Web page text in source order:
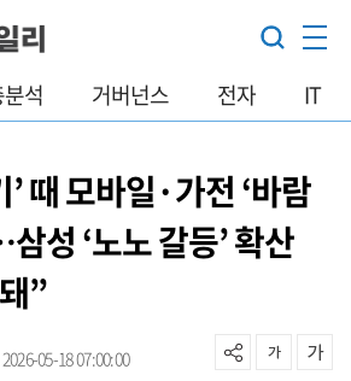
석 거버넌스 전자 IT
때 모바일·가전 ‘바람
성 ‘노노 갈등’ 확산
”
05-18 07:00:00